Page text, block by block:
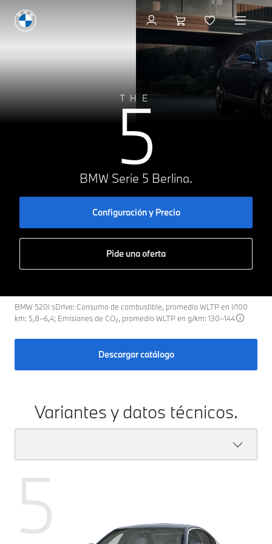
THE
5
BMW Serie 5 Berlina.
Configuración y Precio
Pide una oferta
BMW 520i sDrive: Consumo de combustible, promedio WLTP en l/100
km: 5,8–6,4; Emisiones de CO₂, promedio WLTP en g/km: 130–144
Configuración y precio
Descargar catálogo
Variantes y datos técnicos.
5